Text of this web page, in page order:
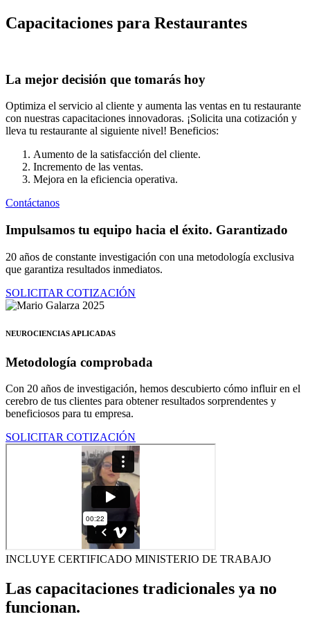
Ir
al
Capacitaciones para Restaurantes
La mejor decisión que tomarás hoy
Optimiza el servicio al cliente y aumenta las ventas en tu restaurante
con nuestras capacitaciones innovadoras. ¡Solicita una cotización y
lleva tu restaurante al siguiente nivel! Beneficios:
Aumento de la satisfacción del cliente.
Incremento de las ventas.
Mejora en la eficiencia operativa.
Contáctanos
Impulsamos tu equipo hacia el éxito. Garantizado
20 años de constante investigación con una metodología exclusiva
que garantiza resultados inmediatos.
SOLICITAR COTIZACIÓN
NEUROCIENCIAS APLICADAS
Metodología comprobada
Con 20 años de investigación, hemos descubierto cómo influir en el
cerebro de tus clientes para obtener resultados sorprendentes y
beneficiosos para tu empresa.
SOLICITAR COTIZACIÓN
INCLUYE CERTIFICADO MINISTERIO DE TRABAJO
Las capacitaciones tradicionales ya no
funcionan.